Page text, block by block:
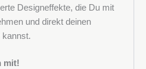
Designeffekte, die Du mit
und direkt deinen
kannst.
mit!